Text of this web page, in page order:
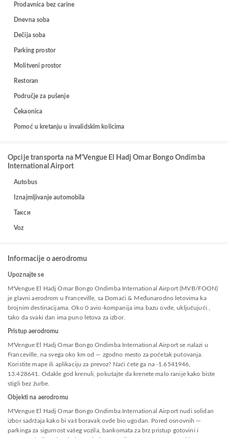
Prodavnica bez carine
Dnevna soba
Dečija soba
Parking prostor
Molitveni prostor
Restoran
Područje za pušenje
Čekaonica
Pomoć u kretanju u invalidskim kolicima
Opcije transporta na M'Vengue El Hadj Omar Bongo Ondimba
International Airport
Autobus
Iznajmljivanje automobila
Такси
Voz
Informacije o aerodromu
Upoznajte se
M'Vengue El Hadj Omar Bongo Ondimba International Airport (MVB/FOON)
je glavni aerodrom u Franceville, sa Domaći & Međunarodno letovima ka
brojnim destinacijama. Oko 0 avio-kompanija ima bazu ovde, uključujući ,
tako da svaki dan ima puno letova za izbor.
Pristup aerodromu
M'Vengue El Hadj Omar Bongo Ondimba International Airport se nalazi u
Franceville, na svega oko km od — zgodno mesto za početak putovanja.
Koristite mape ili aplikaciju za prevoz? Naći ćete ga na -1.6541946,
13.428641. Odakle god krenuli, pokušajte da krenete malo ranije kako biste
stigli bez žurbe.
Objekti na aerodromu
M'Vengue El Hadj Omar Bongo Ondimba International Airport nudi solidan
izbor sadržaja kako bi vaš boravak ovde bio ugodan. Pored osnovnih —
parkinga za sigurnost vašeg vozila, bankomata za brz pristup gotovini i